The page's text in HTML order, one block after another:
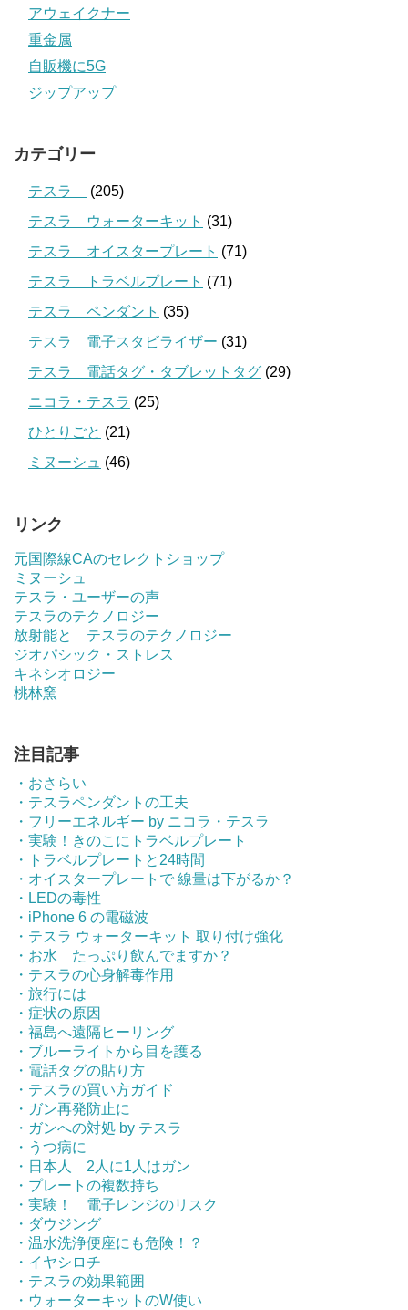
アウェイクナー
重金属
自販機に5G
ジップアップ
カテゴリー
テスラ
(205)
テスラ ウォーターキット (31)
テスラ オイスタープレート (71)
テスラ トラベルプレート (71)
テスラ ペンダント (35)
テスラ 電子スタビライザー (31)
テスラ 電話タグ・タブレットタグ (29)
ニコラ・テスラ (25)
ひとりごと (21)
ミヌーシュ (46)
リンク
元国際線CAのセレクトショップ
ミヌーシュ
テスラ・ユーザーの声
テスラのテクノロジー
放射能と テスラのテクノロジー
ジオパシック・ストレス
キネシオロジー
桃林窯
注目記事
・おさらい
・テスラペンダントの工夫
・フリーエネルギー by ニコラ・テスラ
・実験！きのこにトラベルプレート
・トラベルプレートと24時間
・オイスタープレートで 線量は下がるか？
・LEDの毒性
・iPhone 6 の電磁波
・テスラ ウォーターキット 取り付け強化
・お水 たっぷり飲んでますか？
・テスラの心身解毒作用
・旅行には
・症状の原因
・福島へ遠隔ヒーリング
・ブルーライトから目を護る
・電話タグの貼り方
・テスラの買い方ガイド
・ガン再発防止に
・ガンへの対処 by テスラ
・うつ病に
・日本人 2人に1人はガン
・プレートの複数持ち
・実験！ 電子レンジのリスク
・ダウジング
・温水洗浄便座にも危険！？
・イヤシロチ
・テスラの効果範囲
・ウォーターキットのW使い